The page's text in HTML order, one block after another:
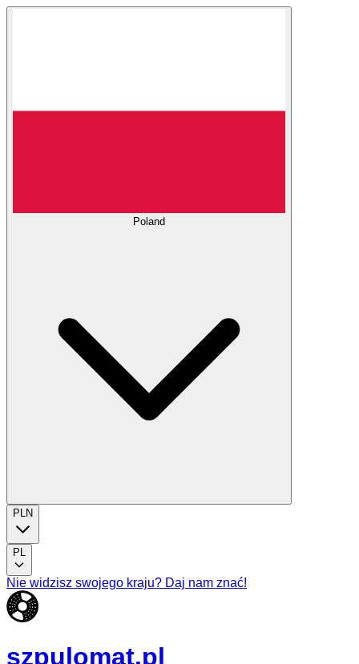
Poland
PLN
PL
Nie widzisz swojego kraju? Daj nam znać!
szpulomat.pl